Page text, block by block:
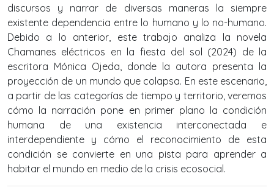
discursos y narrar de diversas maneras la siempre
existente dependencia entre lo humano y lo no-humano.
Debido a lo anterior, este trabajo analiza la novela
Chamanes eléctricos en la fiesta del sol (2024) de la
escritora Mónica Ojeda, donde la autora presenta la
proyección de un mundo que colapsa. En este escenario,
a partir de las categorías de tiempo y territorio, veremos
cómo la narración pone en primer plano la condición
humana de una existencia interconectada e
interdependiente y cómo el reconocimiento de esta
condición se convierte en una pista para aprender a
habitar el mundo en medio de la crisis ecosocial.